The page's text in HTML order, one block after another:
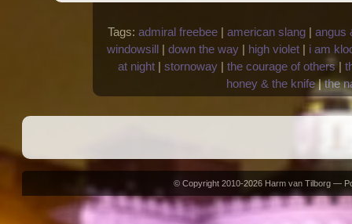
Tags: admiral freebee| american slang| angus
windowsill
down the way| high violet| i am
at night| stornoway| the courage of others|
honey & the knife|the
© Copyright 2010-2026 Harm van Tilborg —